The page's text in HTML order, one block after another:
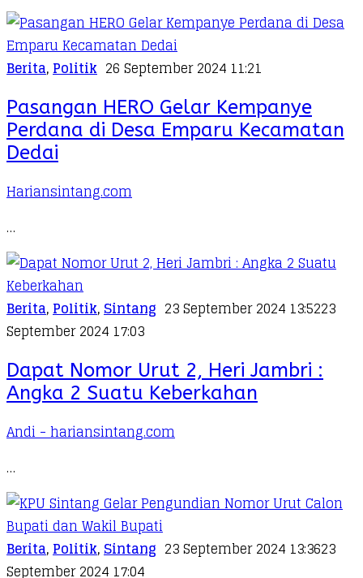
Berita,Politik 26 September 2024 11:21
Pasangan HERO Gelar Kempanye
Perdana di Desa Emparu Kecamatan
Dedai
Hariansintang.com
…
Berita,Politik,Sintang 23 September 2024 13:5223
September 2024 17:03
Dapat Nomor Urut 2, Heri Jambri :
Angka 2 Suatu Keberkahan
Andi - hariansintang.com
…
Berita,Politik,Sintang 23 September 2024 13:3623
September 2024 17:04